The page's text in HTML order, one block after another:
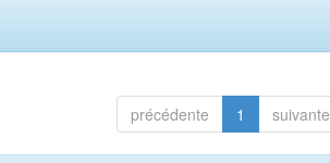
précédente 1 suivante